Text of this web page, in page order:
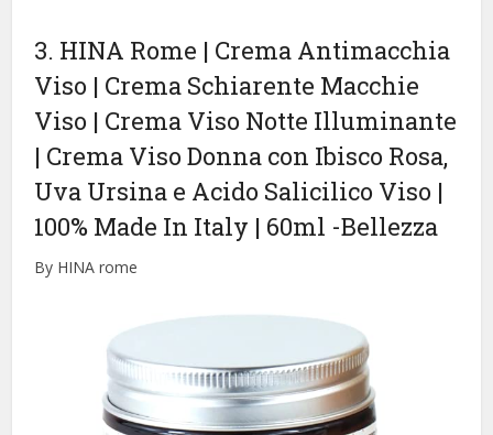
3. HINA Rome | Crema Antimacchia
Viso | Crema Schiarente Macchie
Viso | Crema Viso Notte Illuminante
| Crema Viso Donna con Ibisco Rosa,
Uva Ursina e Acido Salicilico Viso |
100% Made In Italy | 60ml -Bellezza
By HINA rome